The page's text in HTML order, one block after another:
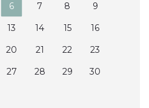
6 7 8
9
13 14 15
16
20 21 22
23
27 28 29
30